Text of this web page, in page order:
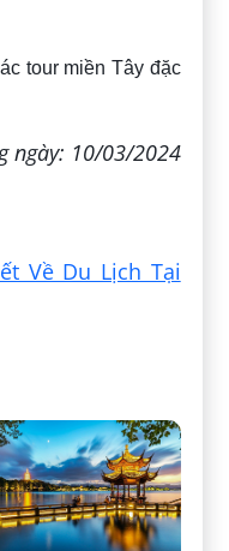
tour miền Tây đặc
ngày: 10/03/2024
Về Du Lịch Tại